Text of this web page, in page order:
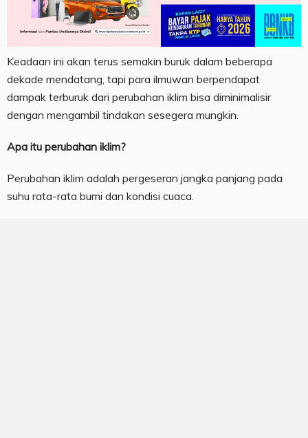
Keadaan ini akan terus semakin buruk dalam beberapa
dekade mendatang, tapi para ilmuwan berpendapat
dampak terburuk dari perubahan iklim bisa diminimalisir
dengan mengambil tindakan sesegera mungkin.
Apa itu perubahan iklim?
Perubahan iklim adalah pergeseran jangka panjang pada
suhu rata-rata bumi dan kondisi cuaca.